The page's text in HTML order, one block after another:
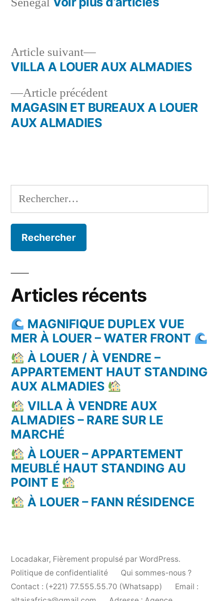
Navigation
de
l’article
Article précédentArticle
précédent :
MAGASIN ET BUREAUX A LOUER
AUX ALMADIES
Article suivant
Article
suivant :
VILLA A LOUER AUX ALMADIES
Rechercher :
Articles récents
MAGNIFIQUE DUPLEX VUE
MER À LOUER – WATER FRONT
À LOUER / À VENDRE –
APPARTEMENT HAUT STANDING
AUX ALMADIES
VILLA À VENDRE AUX
ALMADIES – RARE SUR LE
MARCHÉ
À LOUER – APPARTEMENT
MEUBLÉ HAUT STANDING AU
POINT E
À LOUER – FANN RÉSIDENCE
Locadakar, Fièrement propulsé par WordPress.
Politique de confidentialité
Qui sommes-nous ?
Contact : (+221) 77.555.55.70 (Whatsapp)
Email :